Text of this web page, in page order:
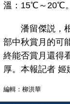
溫：15℃～20℃。
潘留傑説，根
部中秋賞月的可
終能否賞月還得
厚。本報記者 姬
編輯：柳洪華